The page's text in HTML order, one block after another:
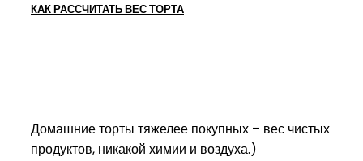
КАК РАССЧИТАТЬ ВЕС ТОРТА
Домашние торты тяжелее покупных – вес чистых
продуктов, никакой химии и воздуха.)